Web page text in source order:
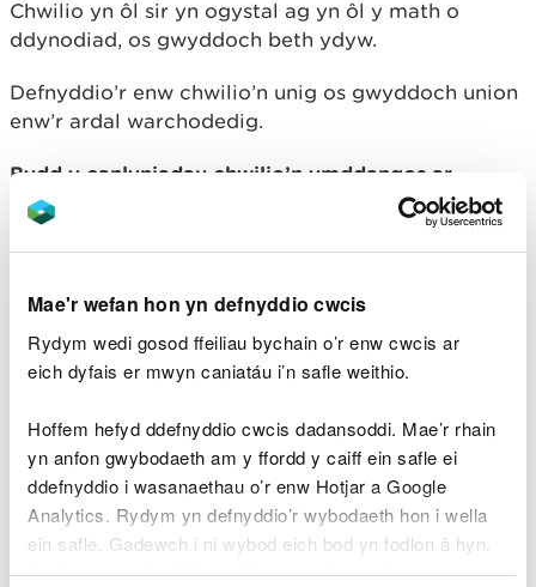
Mae'r wefan hon yn defnyddio cwcis
Rydym wedi gosod ffeiliau bychain o’r enw cwcis ar
eich dyfais er mwyn caniatáu i’n safle weithio.
Hoffem hefyd ddefnyddio cwcis dadansoddi. Mae’r rhain
yn anfon gwybodaeth am y ffordd y caiff ein safle ei
ddefnyddio i wasanaethau o’r enw Hotjar a Google
Analytics. Rydym yn defnyddio’r wybodaeth hon i wella
ein safle. Gadewch i ni wybod eich bod yn fodlon â hyn.
Byddwn yn defnyddio cwci i gadw eich dewis.
Chwilio yn ôl sir yn ogystal ag yn ôl y math o
ddynodiad, os gwyddoch beth ydyw.
Defnyddio’r enw chwilio’n unig os gwyddoch union
enw’r ardal warchodedig.
Bydd y canlyniadau chwilio’n ymddangos ar
waelod y dudalen.
Os nad yw dogfen ar gael ar gyfer ardal, ffoniwch
Chwilio am Safleoedd Dynodedig
Sir: